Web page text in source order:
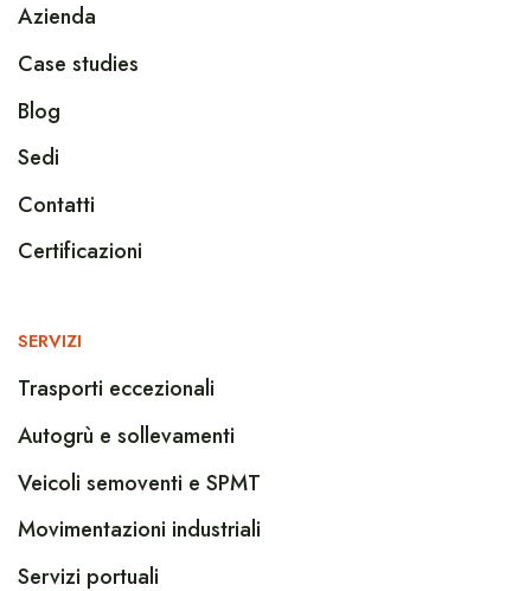
Azienda
Case studies
Blog
Sedi
Contatti
Certificazioni
SERVIZI
Trasporti eccezionali
Autogrù e sollevamenti
Veicoli semoventi e SPMT
Movimentazioni industriali
Servizi portuali